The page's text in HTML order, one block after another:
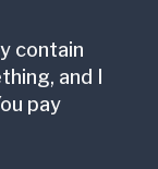
contain
and I
pay